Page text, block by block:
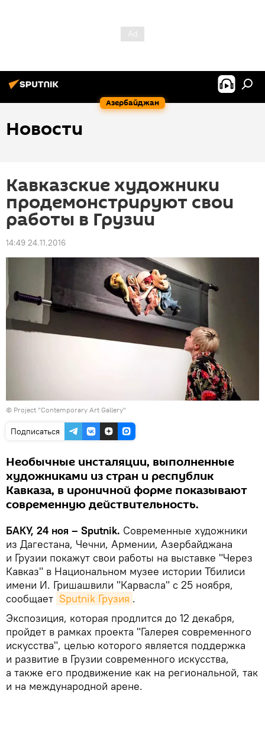
Азербайджан
Новости
Кавказские художники
продемонстрируют свои
работы в Грузии
14:49 24.11.2016
© Project "Contemporary Art Gallery"
Подписаться
Необычные инсталяции, выполненные
художниками из стран и республик
Кавказа, в ироничной форме показывают
современную действительность.
БАКУ, 24 ноя – Sputnik. Современные художники
из Дагестана, Чечни, Армении, Азербайджана
и Грузии покажут свои работы на выставке "Через
Кавказ" в Национальном музее истории Тбилиси
имени И. Гришашвили "Карвасла" с 25 ноября,
сообщает Sputnik Грузия .
Экспозиция, которая продлится до 12 декабря,
пройдет в рамках проекта "Галерея современного
искусства", целью которого является поддержка
и развитие в Грузии современного искусства,
а также его продвижение как на региональной, так
и на международной арене.